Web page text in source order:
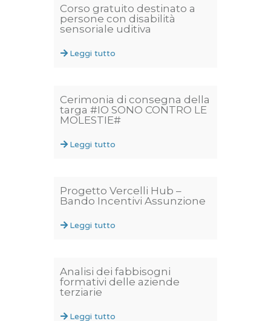
Corso gratuito destinato a
persone con disabilità
sensoriale uditiva
Leggi tutto
Cerimonia di consegna della
targa #IO SONO CONTRO LE
MOLESTIE#
Leggi tutto
Progetto Vercelli Hub –
Bando Incentivi Assunzione
Leggi tutto
Analisi dei fabbisogni
formativi delle aziende
terziarie
Leggi tutto